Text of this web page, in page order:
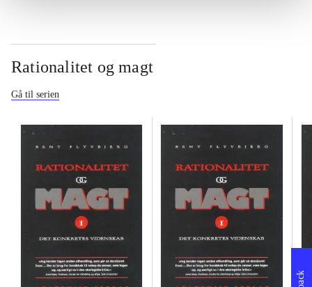
Rationalitet og magt
Gå til serien